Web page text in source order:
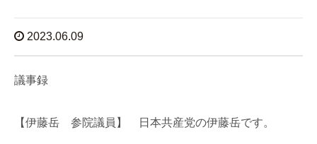
2023.06.09
議事録
【伊藤岳 参院議員】 日本共産党の伊藤岳です。